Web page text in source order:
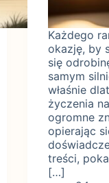
Każdego
okazję, by
się
samym
właśnie
życzenia
ogromne
opierając
treści,
[…]